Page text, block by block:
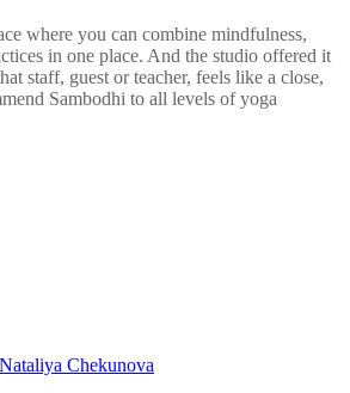
where you can combine mindfulness,
in one place. And the studio offered it
staff, guest or teacher, feels like a close,
Sambodhi to all levels of yoga
Nataliya Chekunova